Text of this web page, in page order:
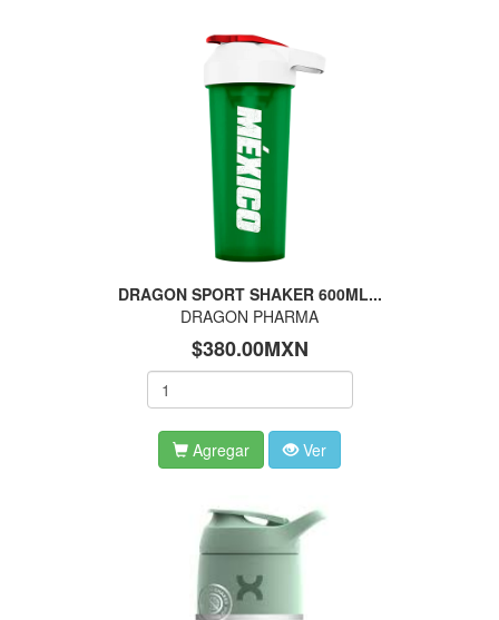
DRAGON SPORT SHAKER 600ML...
DRAGON PHARMA
$380.00MXN
Agregar Ver